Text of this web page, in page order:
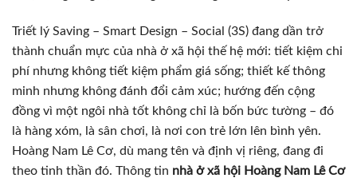
Triết lý Saving – Smart Design – Social (3S) đang dần trở
thành chuẩn mực của nhà ở xã hội thế hệ mới: tiết kiệm chi
phí nhưng không tiết kiệm phẩm giá sống; thiết kế thông
minh nhưng không đánh đổi cảm xúc; hướng đến cộng
đồng vì một ngôi nhà tốt không chỉ là bốn bức tường – đó
là hàng xóm, là sân chơi, là nơi con trẻ lớn lên bình yên.
Hoàng Nam Lê Cơ, dù mang tên và định vị riêng, đang đi
theo tinh thần đó. Thông tin nhà ở xã hội Hoàng Nam Lê Cơ